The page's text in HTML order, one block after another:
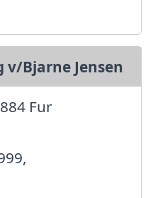
Bjarne Jensen
Fur